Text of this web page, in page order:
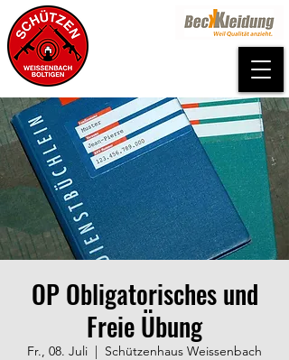
OP Obligatorisches und
Freie Übung
Fr., 08. Juli
  |
Schützenhaus Weissenbach